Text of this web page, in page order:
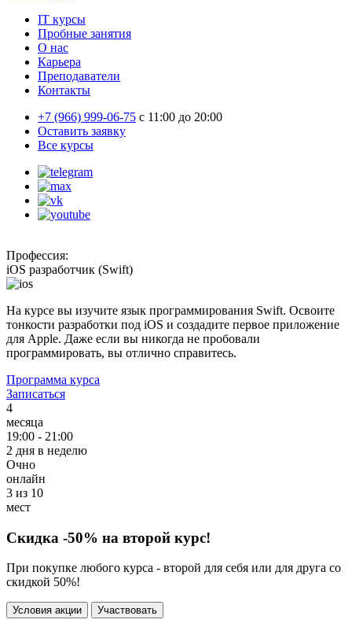
IT курсы
Пробные занятия
О нас
Карьера
Преподаватели
Контакты
+7 (966) 999-06-75 c 11:00 до 20:00
Оставить заявку
Все курсы
Профессия:
iOS разработчик (Swift)
На курсе вы изучите язык программирования Swift. Освоите
тонкости разработки под iOS и создадите первое приложение
для Apple. Даже если вы никогда не пробовали
программировать, вы отлично справитесь.
Программа курса
Записаться
4
месяца
19:00 - 21:00
2 дня в неделю
Очно
онлайн
3 из 10
мест
Скидка -50% на второй курс!
При покупке любого курса - второй для себя или для друга со
скидкой 50%!
Условия акции Участвовать